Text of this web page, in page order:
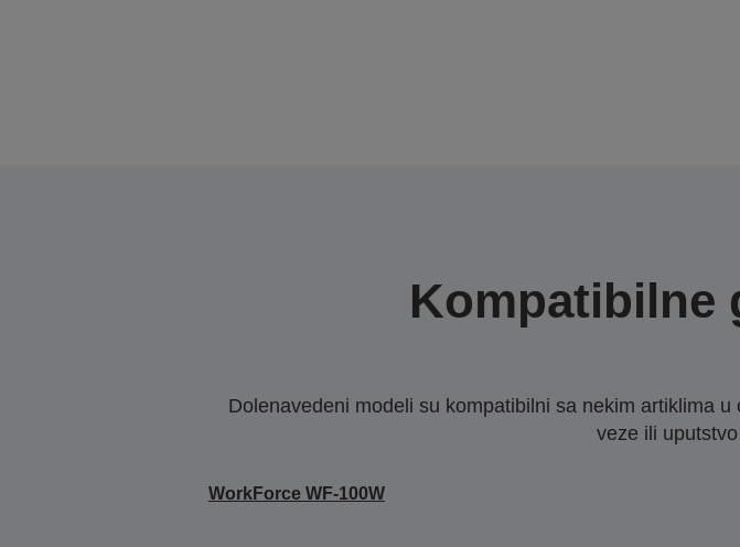
Kompatibilne
Dolenavedeni modeli su kompatibilni sa nekim artiklima
veze ili
WorkForce WF-100W